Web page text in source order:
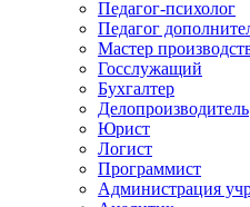
Педагог-психолог
Педагог
Мастер
Госслужащий
Бухгалтер
Делопроизводитель
Юрист
Логист
Программист
Администрация